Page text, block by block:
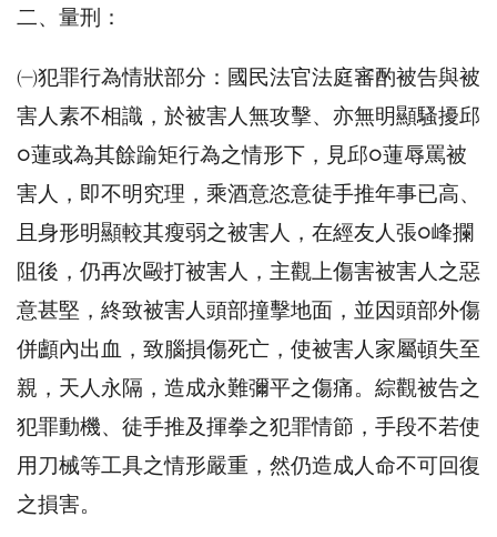
二、量刑：
㈠犯罪行為情狀部分：國民法官法庭審酌被告與被
害人素不相識，於被害人無攻擊、亦無明顯騷擾邱
○蓮或為其餘踰矩行為之情形下，見邱○蓮辱罵被
害人，即不明究理，乘酒意恣意徒手推年事已高、
且身形明顯較其瘦弱之被害人，在經友人張○峰攔
阻後，仍再次毆打被害人，主觀上傷害被害人之惡
意甚堅，終致被害人頭部撞擊地面，並因頭部外傷
併顱內出血，致腦損傷死亡，使被害人家屬頓失至
親，天人永隔，造成永難彌平之傷痛。綜觀被告之
犯罪動機、徒手推及揮拳之犯罪情節，手段不若使
用刀械等工具之情形嚴重，然仍造成人命不可回復
之損害。